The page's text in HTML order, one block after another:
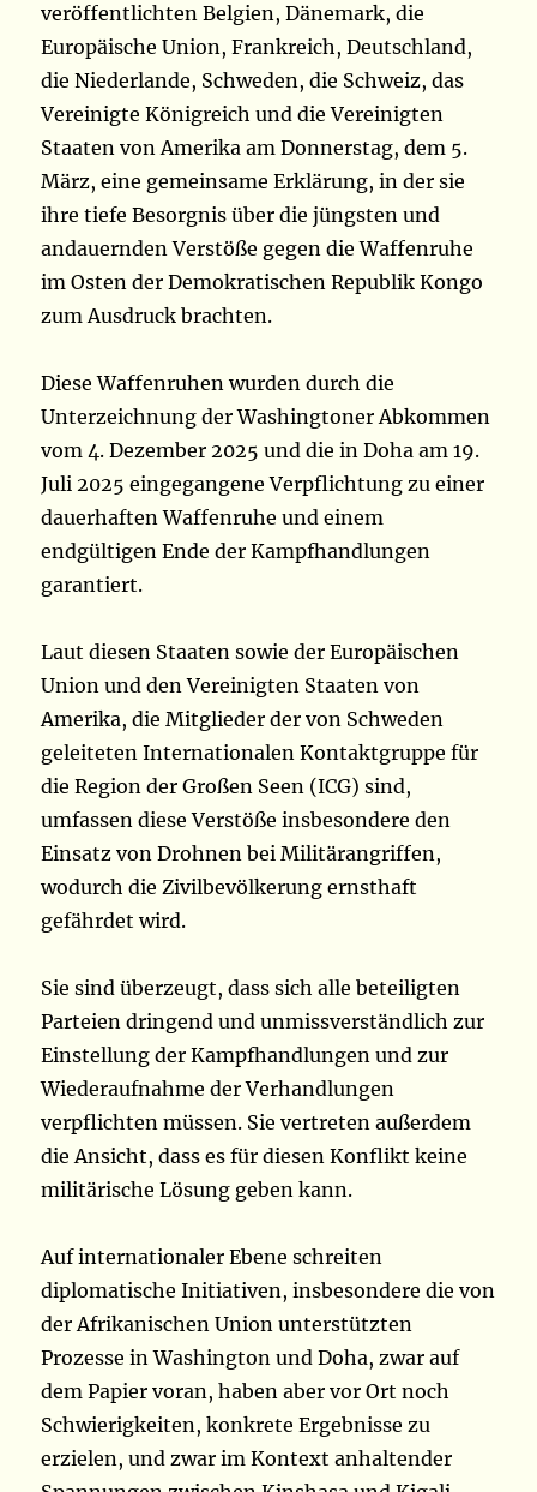
veröffentlichten Belgien, Dänemark, die
Europäische Union, Frankreich, Deutschland,
die Niederlande, Schweden, die Schweiz, das
Vereinigte Königreich und die Vereinigten
Staaten von Amerika am Donnerstag, dem 5.
März, eine gemeinsame Erklärung, in der sie
ihre tiefe Besorgnis über die jüngsten und
andauernden Verstöße gegen die Waffenruhe
im Osten der Demokratischen Republik Kongo
zum Ausdruck brachten.
Diese Waffenruhen wurden durch die
Unterzeichnung der Washingtoner Abkommen
vom 4. Dezember 2025 und die in Doha am 19.
Juli 2025 eingegangene Verpflichtung zu einer
dauerhaften Waffenruhe und einem
endgültigen Ende der Kampfhandlungen
garantiert.
Laut diesen Staaten sowie der Europäischen
Union und den Vereinigten Staaten von
Amerika, die Mitglieder der von Schweden
geleiteten Internationalen Kontaktgruppe für
die Region der Großen Seen (ICG) sind,
umfassen diese Verstöße insbesondere den
Einsatz von Drohnen bei Militärangriffen,
wodurch die Zivilbevölkerung ernsthaft
gefährdet wird.
Sie sind überzeugt, dass sich alle beteiligten
Parteien dringend und unmissverständlich zur
Einstellung der Kampfhandlungen und zur
Wiederaufnahme der Verhandlungen
verpflichten müssen. Sie vertreten außerdem
die Ansicht, dass es für diesen Konflikt keine
militärische Lösung geben kann.
Auf internationaler Ebene schreiten
diplomatische Initiativen, insbesondere die von
der Afrikanischen Union unterstützten
Prozesse in Washington und Doha, zwar auf
dem Papier voran, haben aber vor Ort noch
Schwierigkeiten, konkrete Ergebnisse zu
erzielen, und zwar im Kontext anhaltender